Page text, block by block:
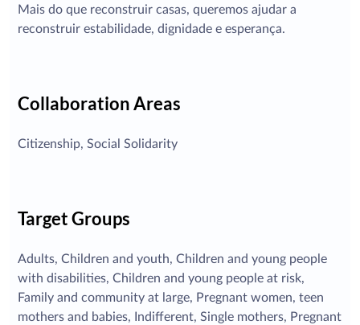
Mais do que reconstruir casas, queremos ajudar a
reconstruir estabilidade, dignidade e esperança.
Collaboration Areas
Citizenship, Social Solidarity
Target Groups
Adults, Children and youth, Children and young people
with disabilities, Children and young people at risk,
Family and community at large, Pregnant women, teen
mothers and babies, Indifferent, Single mothers, Pregnant